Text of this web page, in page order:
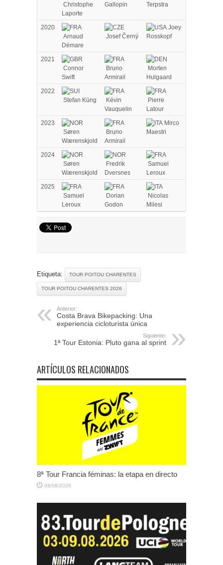
Christophe
Laporte
Gallopin
Terpstra
2020
Arnaud
Démare
Josef Černý
Joey
Rosskopf
2021
Connor
Swift
Bruno
Armirail
Morten
Hulgaard
2022
Stefan Küng
Kévin
Vauquelin
Pierre
Latour
2023
Søren
Wærenskjold
Bruno
Armirail
Mirco
Maestri
2024
Søren
Wærenskjold
Fredrik
Dversnes
Samuel
Leroux
2025
Samuel
Leroux
Dorian
Godon
Nicolas
Milesi
Etiqueta: TOUR POITOU CHARENTES
TOUR POITOU CHARENTES 2026
Anterior:
Costa Brava Bikepacking: Una
experiencia cicloturista única
Siguiente:
1ª Tour Estonia: Pluto gana al sprint
ARTÍCULOS RELACIONADOS
8ª Tour Francia féminas: la etapa en directo
08/08/2026